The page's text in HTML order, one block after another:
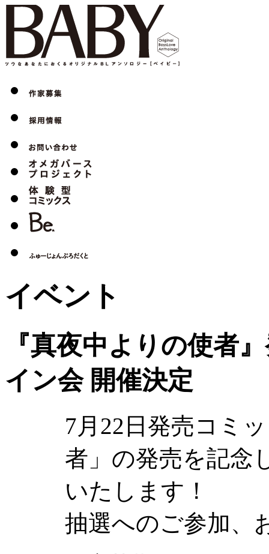
イベント
『真夜中よりの使者
イン会 開催決定
7月22日発売コミ
者」の発売を記念
いたします！
抽選へのご参加、